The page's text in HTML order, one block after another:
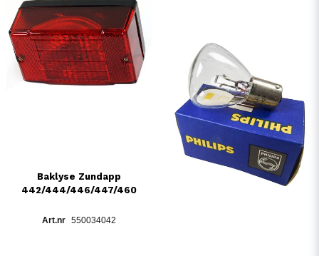
Baklyse Zundapp
442/444/446/447/460
550034042